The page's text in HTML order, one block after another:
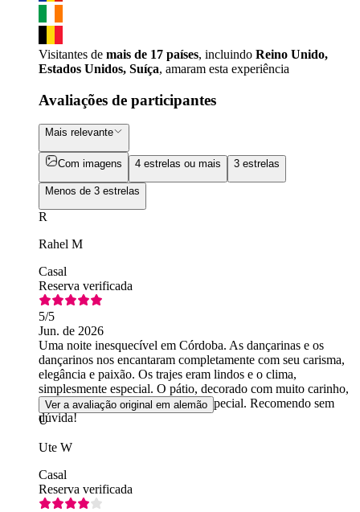
Visitantes de mais de 17 países, incluindo Reino Unido,
Estados Unidos, Suíça, amaram esta experiência
Avaliações de participantes
Mais relevante
Com imagens 4 estrelas ou mais 3 estrelas
Menos de 3 estrelas
R
Rahel M
Casal
Reserva verificada
5/5
Jun. de 2026
Uma noite inesquecível em Córdoba. As dançarinas e os
dançarinos nos encantaram completamente com seu carisma,
elegância e paixão. Os trajes eram lindos e o clima,
simplesmente especial. O pátio, decorado com muito carinho,
conferiu à noite um toque muito especial. Recomendo sem
dúvida!
Ver a avaliação original em alemão
U
Ute W
Casal
Reserva verificada